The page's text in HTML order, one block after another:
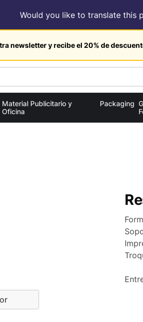
Would you like to translate this
newsletter y recibe el 20% de
Material Publicitario y
Oficina
Packaging